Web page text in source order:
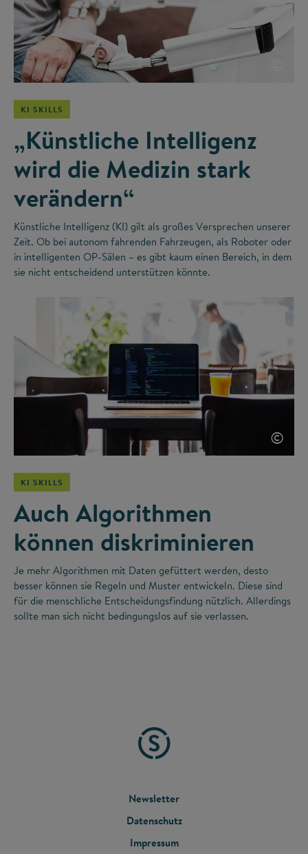
KI SKILLS
„Künstliche Intelligenz
wird die Medizin stark
verändern“
Künstliche Intelligenz (KI) gilt als großes Versprechen unserer
Zeit. Ob bei autonom fahrenden Fahrzeugen, als Roboter oder
in intelligenten OP-Sälen – es gibt kaum einen Bereich, in dem
sie nicht entscheidend unterstützen könnte.
©
KI SKILLS
Auch Algorithmen
können diskriminieren
Je mehr Algorithmen mit Daten gefüttert werden, desto
besser können sie Regeln und Muster entwickeln. Diese sind
für die menschliche Entscheidungsfindung nützlich. Allerdings
sollte man sich nicht bedingungslos auf sie verlassen.
FOOTER
MENU
Newsletter
Datenschutz
Impressum